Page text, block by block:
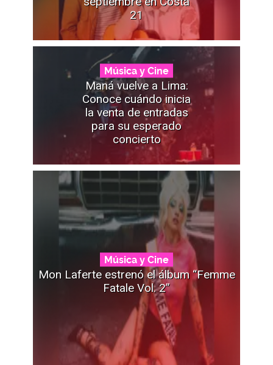
21
Música y Cine
Maná vuelve a Lima:
Conoce cuándo inicia
la venta de entradas
para su esperado
concierto
Música y Cine
Mon Laferte estrenó el álbum “Femme
Fatale Vol. 2”